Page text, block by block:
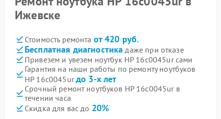
Ижевске
Стоимость ремонта от 420 руб.
Бесплатная диагностика даже при отказе
Привезем и увезем ноутбук HP 16c0045ur сами
Гарантия на наши работы по ремонту ноутбуков
HP 16c0045urдо 3-х лет
Срочный ремонт ноутбуков HP 16c0045ur в
течении часа
Скидка для вас до 20%